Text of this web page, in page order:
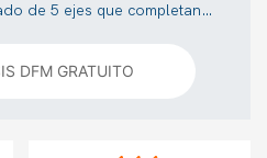
de 5 ejes que completan
DFM GRATUITO